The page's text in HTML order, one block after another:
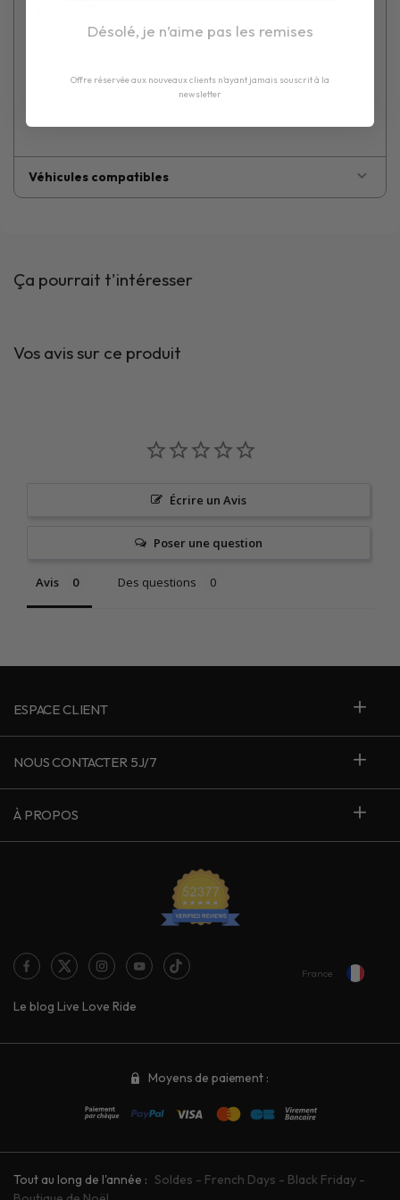
ATTENTION: la platine Monokey est livrée avec le support
Véhicules compatibles
Ça pourrait t'intéresser
Vos avis sur ce produit
Écrire un Avis
Poser une question
Avis Des questions
ESPACE CLIENT
NOUS CONTACTER 5J/7
À PROPOS
Le blog Live Love Ride
France
Moyens de paiement :
Tout au long de l'année : Soldes - French Days - Black Friday -
Désolé, je n’aime pas les remises
Offre réservée aux nouveaux clients n'ayant jamais souscrit à la
newsletter